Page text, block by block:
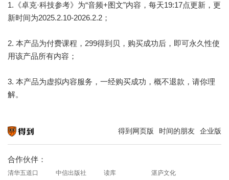
1.《卓克·科技参考》为“音频+图文”内容，每天19:17点更新，更
新时间为2025.2.10-2026.2.2；
2. 本产品为付费课程，299得到贝，购买成功后，即可永久性使
用该产品所有内容；
3. 本产品为虚拟内容服务，一经购买成功，概不退款，请你理
解。
得到网页版 时间的朋友 企业版
合作伙伴：
清华五道口 中信出版社 读库 湛庐文化